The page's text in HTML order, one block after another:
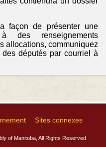
façon de présenter une
des renseignements
allocations, communiquez
députés par courriel à
Sites connexes
of Manitoba, All Rights Reserved.